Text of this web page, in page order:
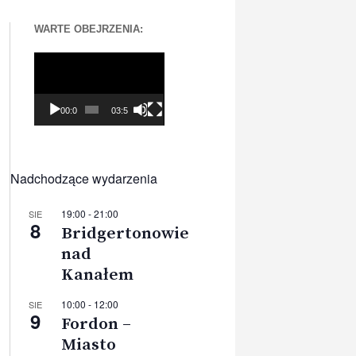
WARTE OBEJRZENIA:
00:00 03:56
Nadchodzące wydarzenia
SIE
8
19:00 -21:00
Bridgertonowie
nad
Kanałem
SIE
9
10:00 - 12:00
Fordon –
Miasto